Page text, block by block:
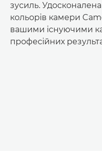
зусиль.
кольорів камери
вашими існуючими
професійних